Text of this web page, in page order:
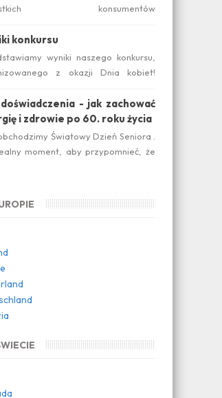
konsumentów
zapraszamy do wzięcia ud...
konkursu
wyniki naszego konkursu,
z okazji Dnia kobiet!
diety jest ideal...
doświadczenia - jak zachować
i zdrowie po 60. roku życia
Światowy Dzień Seniora .
moment, aby przypomnieć, że